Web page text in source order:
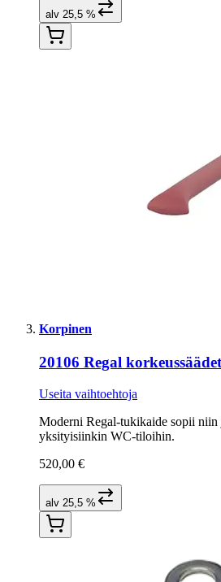
alv 25,5 %
Korpinen
20106 Regal
Useita vaihtoehtoja
Moderni Regal-tukikaide sopii
yksityisiinkin WC-tiloihin.
520,00 €
alv 25,5 %